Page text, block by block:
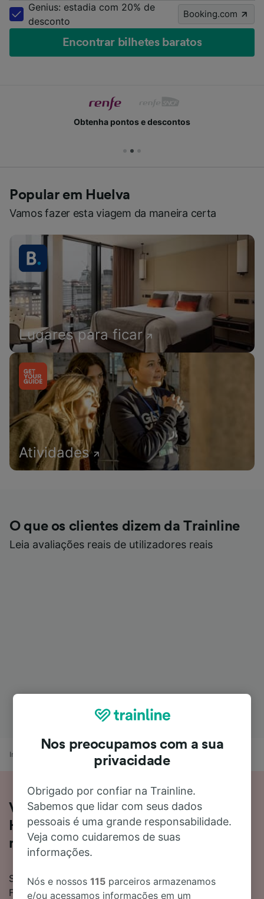
Genius: estadia com 20% de
desconto
Booking.com
Encontrar bilhetes baratos
Obtenha pontos e descontos
Popular em Huelva
Vamos fazer esta viagem da maneira certa
Lugares para ficar
Atividades
O que os clientes dizem da Trainline
Leia avaliações reais de utilizadores reais
Início Horários de comboio Jerez de la Frontera a Huelva
Viajar de Jerez de la Frontera para
Huelva de comboio em 3 horas 22
minutos
Se quiser saber mais acerca da viagem de Jerez de la
Frontera para Huelva de comboio, não precisa de
Nos preocupamos com a sua
privacidade
Obrigado por confiar na Trainline.
Sabemos que lidar com seus dados
pessoais é uma grande responsabilidade.
Veja como cuidaremos de suas
informações.
Nós e nossos115 parceiros armazenamos
e/ou acessamos informações em um